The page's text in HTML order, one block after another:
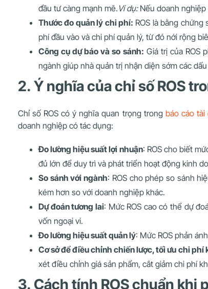
đầu tư càng mạnh mẽ. Ví dụ:Nếu doanh nghiệp
Thước đo quản lý chi phí: ROS là bằng
phí đầu vào và chi phí quản lý, từ đó nới rộng
Công cụ dự báo và so sánh: Giá trị của ROS
ngành giúp nhà quản trị nhận diện sớm các
2. Ý nghĩa của chỉ số ROS
Chỉ số ROS có ý nghĩa quan trọng trong báo cáo tài
doanh nghiệp có tác dụng:
Đo lường hiệu suất lợi nhuận: ROS cho biết
đủ lớn để duy trì và phát triển hoạt động kinh
So sánh với ngành: ROS cho phép so sánh
kém hơn so với doanh nghiệp khác.
Dự đoán tương lai: Mức ROS cao có thể dự
vốn ngoại vi.
Đo lường hiệu suất quản lý: Mức ROS phản
Cơ sở để điều chỉnh chiến lược, tối ưu chi
xét điều chỉnh giá sản phẩm, cắt giảm chi phí
3. Cách tính ROS chuẩn khi